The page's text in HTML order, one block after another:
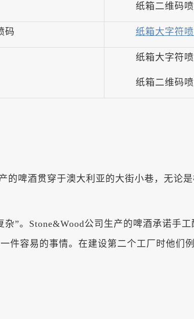
纸箱二维码
码 纸箱大字符
纸箱大字符
纸箱二维码
啤酒贯穿于澳大利亚的大街小巷，无论是
”。Stone&Wood公司生产的啤酒承诺手工
件容易的事情。在建设第二个工厂时他们